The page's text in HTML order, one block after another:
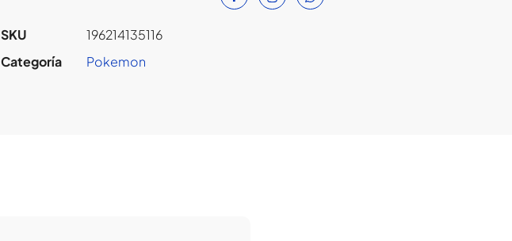
SKU
196214135116
Categoría
Pokemon